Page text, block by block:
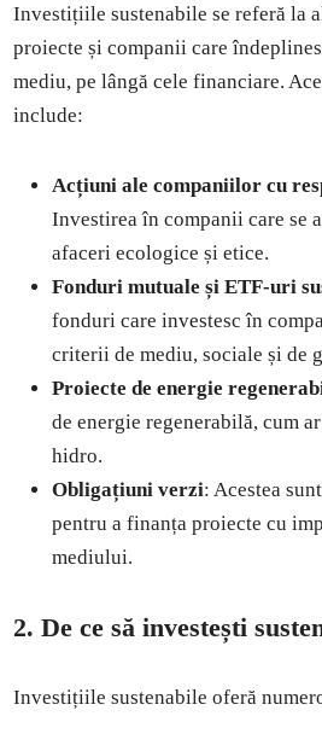
Investițiile sustenabile se referă la
proiecte și companii care
mediu, pe lângă cele financiare.
include:
Acțiuni ale companiilor cu
Investirea în companii care se
afaceri ecologice și etice.
Fonduri mutuale și ETF-uri
fonduri care investesc în
criterii de mediu, sociale și de
Proiecte de energie
de energie regenerabilă, cum
hidro.
Obligațiuni verzi: Acestea
pentru a finanța proiecte cu
mediului.
2. De ce să investești
Investițiile sustenabile oferă